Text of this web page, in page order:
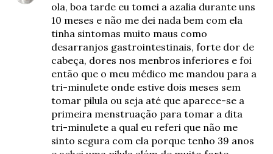
ola, boa tarde eu tomei a azalia durante uns
10 meses e não me dei nada bem com ela
tinha sintomas muito maus como
desarranjos gastrointestinais, forte dor de
cabeça, dores nos menbros inferiores e foi
então que o meu médico me mandou para a
tri-minulete onde estive dois meses sem
tomar pilula ou seja até que aparece-se a
primeira menstruação para tomar a dita
tri-minulete a qual eu referi que não me
sinto segura com ela porque tenho 39 anos